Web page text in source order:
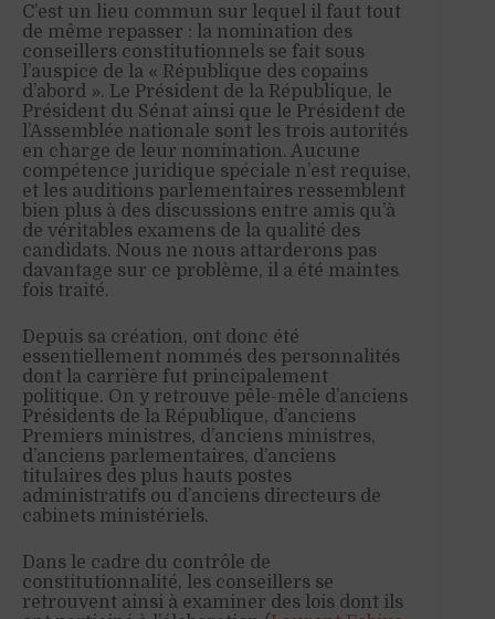
C’est un lieu commun sur lequel il faut tout
de même repasser : la nomination des
conseillers constitutionnels se fait sous
l’auspice de la « République des copains
d’abord ». Le Président de la République, le
Président du Sénat ainsi que le Président de
l’Assemblée nationale sont les trois autorités
en charge de leur nomination. Aucune
compétence juridique spéciale n’est requise,
et les auditions parlementaires ressemblent
bien plus à des discussions entre amis qu’à
de véritables examens de la qualité des
candidats. Nous ne nous attarderons pas
davantage sur ce problème, il a été maintes
fois traité.
Depuis sa création, ont donc été
essentiellement nommés des personnalités
dont la carrière fut principalement
politique. On y retrouve pêle-mêle d’anciens
Présidents de la République, d’anciens
Premiers ministres, d’anciens ministres,
d’anciens parlementaires, d’anciens
titulaires des plus hauts postes
administratifs ou d’anciens directeurs de
cabinets ministériels.
Dans le cadre du contrôle de
constitutionnalité, les conseillers se
retrouvent ainsi à examiner des lois dont ils